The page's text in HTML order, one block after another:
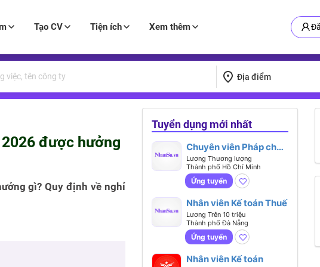
Tạo CV Tiện ích Xem thêm
Địa điểm
được hưởng
gì? Quy định về nghỉ
Tuyển dụng mới nhất
Chuyên viên Pháp chế
(Regulatory Affairs
Executive)
Lương Thương lượng
Thành phố Hồ Chí Minh
Ứng tuyển
Nhân viên Kế toán Thuế
Lương Trên 10 triệu
Thành phố Đà Nẵng
Ứng tuyển
Nhân viên Kế toán